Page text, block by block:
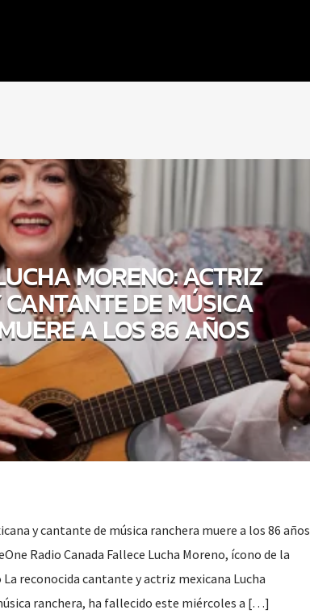
MORENO: ACTRIZ
DE MÚSICA
A LOS 86 AÑOS
y cantante de música ranchera muere a los 86 años
Radio Canada Fallece Lucha Moreno, ícono de la
reconocida cantante y actriz mexicana Lucha
ranchera, ha fallecido este miércoles a […]